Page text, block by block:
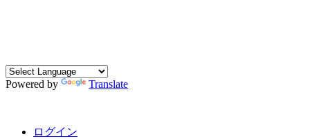
Powered by Translate
ログイン